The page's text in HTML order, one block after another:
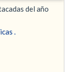
del año
.